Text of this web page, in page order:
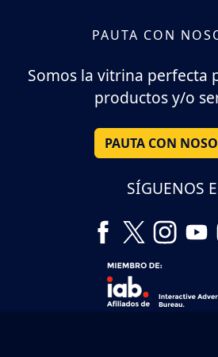
PAUTA CON
Somos la vitrina perfecta
productos y/o
PAUTA CON
SÍGUENOS